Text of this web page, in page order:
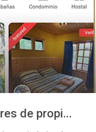
de propi...